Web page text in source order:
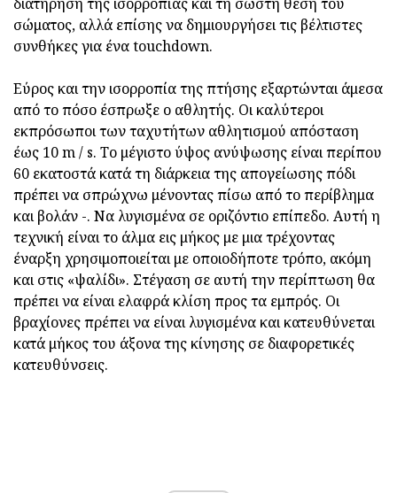
σώματος, αλλά επίσης να δημιουργήσει τις βέλτιστες
συνθήκες για ένα touchdown.
Εύρος και την ισορροπία της πτήσης εξαρτώνται άμεσα
από το πόσο έσπρωξε ο αθλητής. Οι καλύτεροι
εκπρόσωποι των ταχυτήτων αθλητισμού απόσταση
έως 10 m / s. Το μέγιστο ύψος ανύψωσης είναι περίπου
60 εκατοστά κατά τη διάρκεια της απογείωσης πόδι
πρέπει να σπρώχνω μένοντας πίσω από το περίβλημα
και βολάν -. Να λυγισμένα σε οριζόντιο επίπεδο. Αυτή η
τεχνική είναι το άλμα εις μήκος με μια τρέχοντας
έναρξη χρησιμοποιείται με οποιοδήποτε τρόπο, ακόμη
και στις «ψαλίδι». Στέγαση σε αυτή την περίπτωση θα
πρέπει να είναι ελαφρά κλίση προς τα εμπρός. Οι
βραχίονες πρέπει να είναι λυγισμένα και κατευθύνεται
κατά μήκος του άξονα της κίνησης σε διαφορετικές
κατευθύνσεις.